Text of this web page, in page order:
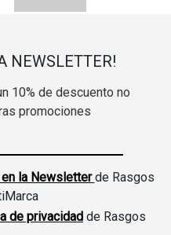
NEWSLETTER!
10% de descuento no
promociones
la Newsletterde Rasgos
de privacidad de Rasgos